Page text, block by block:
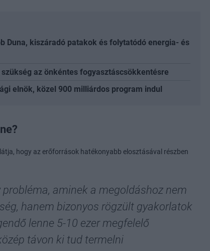
Duna, kiszáradó patakok és folytatódó energia- és
az önkéntes fogyasztáscsökkentésre
elnök, közel 900 milliárdos program indul
hogy az erőforrások hatékonyabb elosztásával részben
aminek a megoldáshoz nem
hanem bizonyos rögzült gyakorlatok
lenne 5-10 ezer megfelelő
távon ki tud termelni